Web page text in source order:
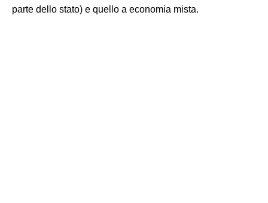
parte dello stato) e quello a economia mista.